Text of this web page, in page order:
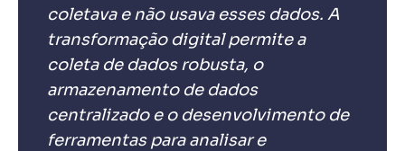
coletava e não usava esses dados. A
transformação digital permite a
coleta de dados robusta, o
armazenamento de dados
centralizado e o desenvolvimento de
ferramentas para analisar e